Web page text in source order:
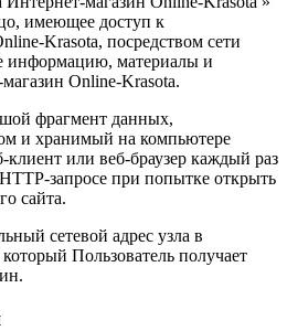
имеющее доступ к
Krasota, посредством сети
информацию, материалы и
Online-Krasota.
фрагмент данных,
и хранимый на компьютере
клиент или веб-браузер каждый раз
запросе при попытке открыть
сайта.
сетевой адрес узла в
Пользователь получает